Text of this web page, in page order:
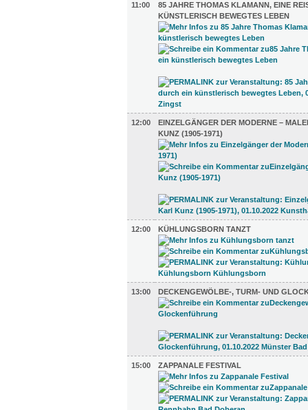
11:00
85 JAHRE THOMAS KLAMANN, EINE
KÜNSTLERISCH BEWEGTES LEBEN
12:00
EINZELGÄNGER DER MODERNE –
KUNZ (1905-1971)
12:00 KÜHLUNGSBORN TANZT
13:00 DECKENGEWÖLBE-, TURM- UND
15:00 ZAPPANALE FESTIVAL